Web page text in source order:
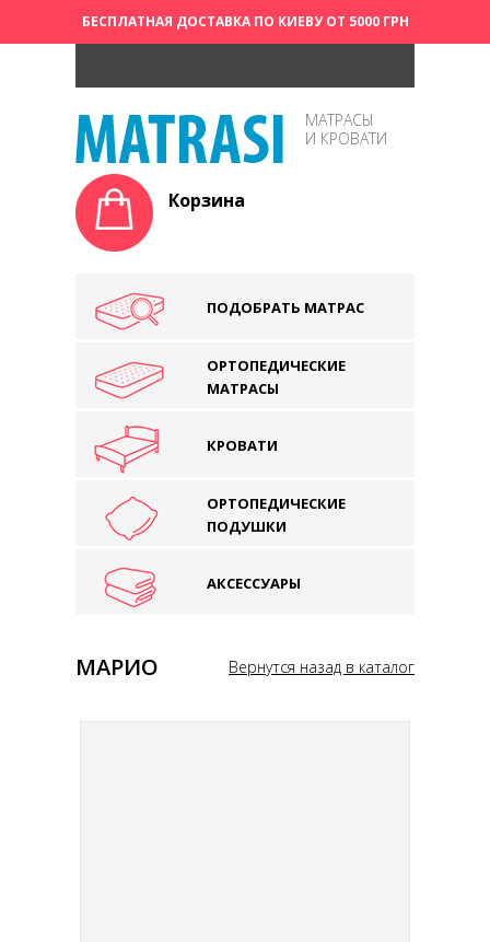
БЕСПЛАТНАЯ ДОСТАВКА ПО КИЕВУ ОТ 5000 ГРН
МАТРАСЫ
И КРОВАТИ
Корзина
ПОДОБРАТЬ МАТРАС
ОРТОПЕДИЧЕСКИЕ
МАТРАСЫ
КРОВАТИ
ОРТОПЕДИЧЕСКИЕ
ПОДУШКИ
АКСЕССУАРЫ
МАРИО Вернутся назад в каталог